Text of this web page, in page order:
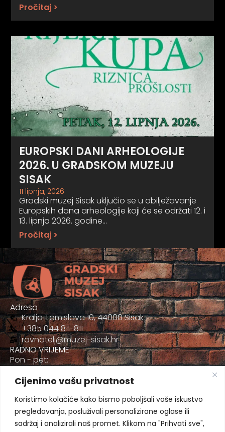
Cijenimo vašu privatnost
Koristimo kolačiće kako bismo poboljšali vaše iskustvo
pregledavanja, posluživali personalizirane oglase ili
sadržaj i analizirali naš promet. Klikom na "Prihvati sve",
Pročitaj >
EUROPSKI DANI ARHEOLOGIJE
2026. U GRADSKOM MUZEJU
SISAK
11 lipnja, 2026
Gradski muzej Sisak uključio se u obilježavanje
Europskih dana arheologije koji će se održati 12. i
13. lipnja 2026. godine…
Pročitaj >
Adresa
Kralja Tomislava 10, 44000 Sisak
+385 044 811-811
ravnatelj@muzej-sisak.hr
RADNO VRIJEME
Pon - pet:
Sub